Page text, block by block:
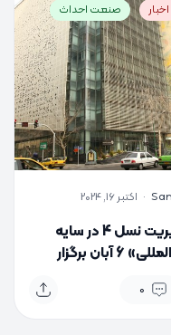
اخبار صنعت احداث
· اکتبر 16, 2024
سمینار «مدیریت نسل 4 در سایه
تحولات بین‌المللی» 6 آبان برگزار
0